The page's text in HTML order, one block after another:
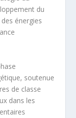
du
énergies
soutenue
de classe
dans les